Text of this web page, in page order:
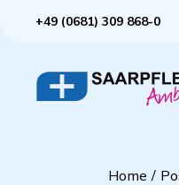
+49 (0681) 309 868-0
Home